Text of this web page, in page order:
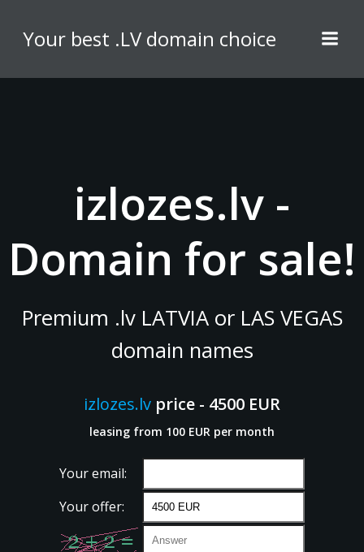
content
Your best .LV domain choice
izlozes.lv -
Domain for sale!
Premium .lv LATVIA or LAS VEGAS
domain names
izlozes.lv price - 4500 EUR
leasing from 100 EUR per month
Your email:
Your offer: